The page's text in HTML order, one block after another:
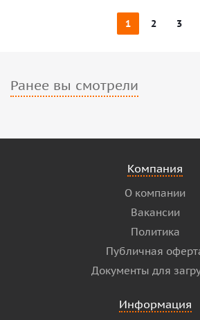
1 2 3
Ранее вы смотрели
Компания
О компании
Вакансии
Политика
Публичная
Документы для
Информация